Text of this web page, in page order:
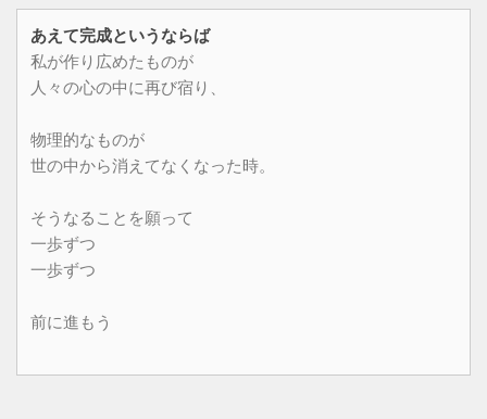
あえて完成というならば
私が作り広めたものが
人々の心の中に再び宿り、
物理的なものが
世の中から消えてなくなった時。
そうなることを願って
一歩ずつ
一歩ずつ
前に進もう